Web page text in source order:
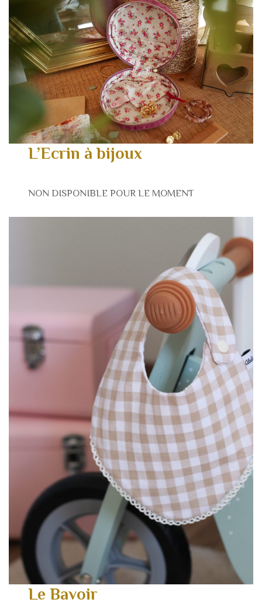
L’Ecrin à bijoux
NON DISPONIBLE POUR LE MOMENT
Le Bavoir